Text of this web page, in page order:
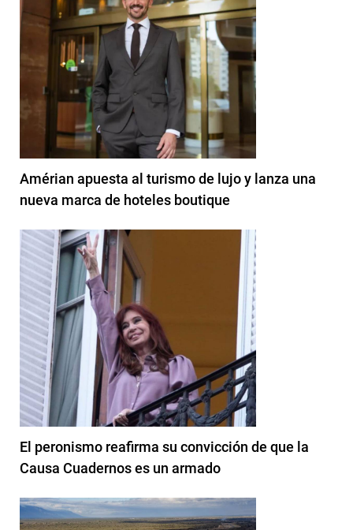
Amérian apuesta al turismo de lujo y lanza una
nueva marca de hoteles boutique
El peronismo reafirma su convicción de que la
Causa Cuadernos es un armado